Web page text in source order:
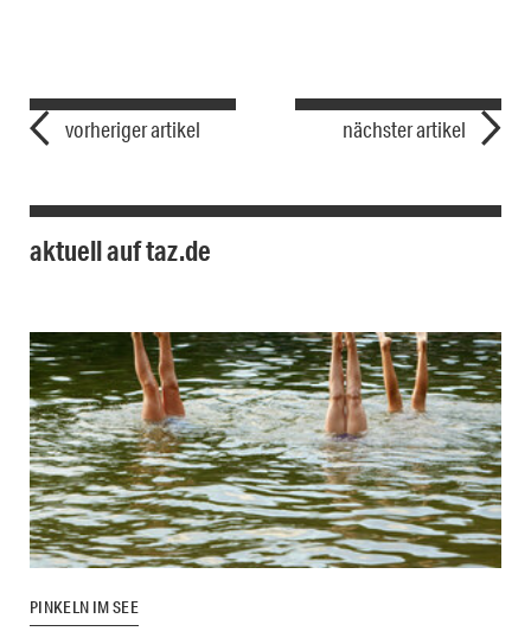
vorheriger artikel nächster artikel
aktuell auf taz.de
PINKELN IM SEE